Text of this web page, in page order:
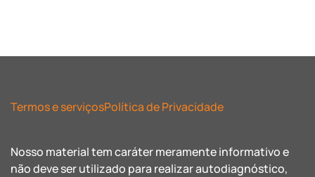
Termos e serviçosPolítica de Privacidade
Nosso material tem caráter meramente informativo e
não deve ser utilizado para realizar autodiagnóstico,